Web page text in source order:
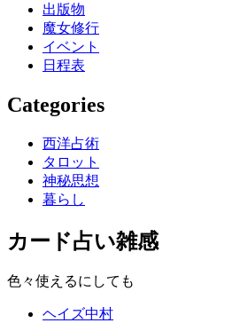
出版物
魔女修行
イベント
日程表
Categories
西洋占術
タロット
神秘思想
暮らし
カード占い雑感
色々使えるにしても
ヘイズ中村